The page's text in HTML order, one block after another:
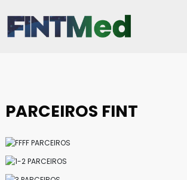
para
conteúdo
PARCEIROS FINT